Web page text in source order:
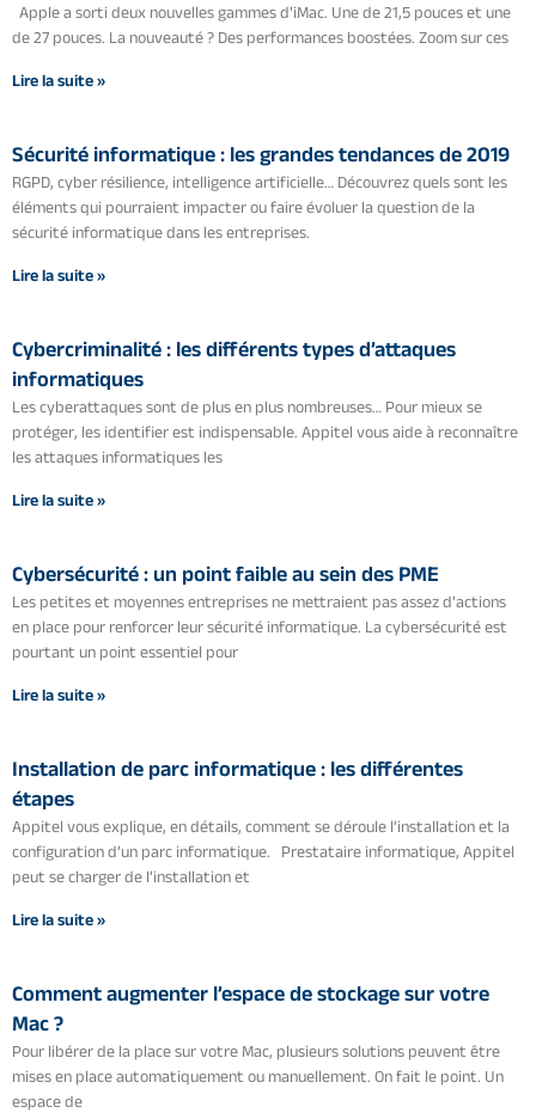
Apple a sorti deux nouvelles gammes d’iMac. Une de 21,5 pouces et une
de 27 pouces. La nouveauté ? Des performances boostées. Zoom sur ces
Lire la suite »
Sécurité informatique : les grandes tendances de 2019
RGPD, cyber résilience, intelligence artificielle… Découvrez quels sont les
éléments qui pourraient impacter ou faire évoluer la question de la
sécurité informatique dans les entreprises.
Lire la suite »
Cybercriminalité : les différents types d’attaques
informatiques
Les cyberattaques sont de plus en plus nombreuses… Pour mieux se
protéger, les identifier est indispensable. Appitel vous aide à reconnaître
les attaques informatiques les
Lire la suite »
Cybersécurité : un point faible au sein des PME
Les petites et moyennes entreprises ne mettraient pas assez d’actions
en place pour renforcer leur sécurité informatique. La cybersécurité est
pourtant un point essentiel pour
Lire la suite »
Installation de parc informatique : les différentes
étapes
Appitel vous explique, en détails, comment se déroule l’installation et la
configuration d’un parc informatique. Prestataire informatique, Appitel
peut se charger de l’installation et
Lire la suite »
Comment augmenter l’espace de stockage sur votre
Mac ?
Pour libérer de la place sur votre Mac, plusieurs solutions peuvent être
mises en place automatiquement ou manuellement. On fait le point. Un
espace de